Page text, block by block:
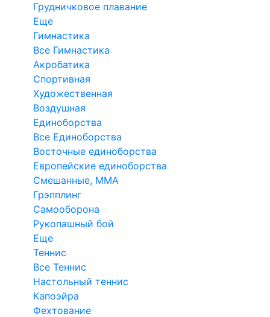
Грудничковое плавание
Еще
Гимнастика
Все Гимнастика
Акробатика
Спортивная
Художественная
Воздушная
Единоборства
Все Единоборства
Восточные единоборства
Европейские единоборства
Смешанные, ММА
Грэпплинг
Самооборона
Рукопашный бой
Еще
Теннис
Все Теннис
Настольный теннис
Капоэйра
Фехтование